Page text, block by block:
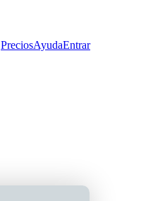
PreciosAyudaEntrar